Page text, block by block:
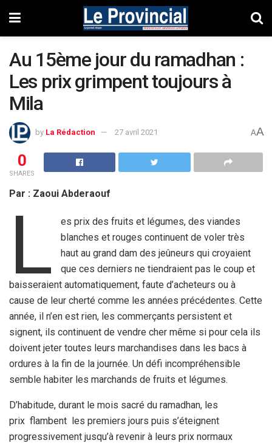
Au 15ème jour du ramadhan :
Les prix grimpent toujours à
Mila
by La Rédaction 27 avril 2021 AA
0
SHARES
Par : Zaoui Abderaouf
L
es prix des fruits et légumes, des viandes
blanches et rouges continuent de voler très
haut au grand dam des jeûneurs qui croyaient
que ces derniers ne tiendraient pas le coup et
baisseraient automatiquement, faute d’acheteurs ou à
cause de leur cherté comme les années précédentes. Cette
année, il n’en est rien, les commerçants persistent et
signent, ils continuent de vendre cher même si pour cela ils
doivent jeter toutes leurs marchandises dans les bacs à
ordures à la fin de la journée. Un défi incompréhensible
semble habiter les marchands de fruits et légumes.
D’habitude, durant le mois sacré du ramadhan, les
prix flambent les premiers jours puis s’éteignent
progressivement jusqu’à revenir à leurs prix normaux